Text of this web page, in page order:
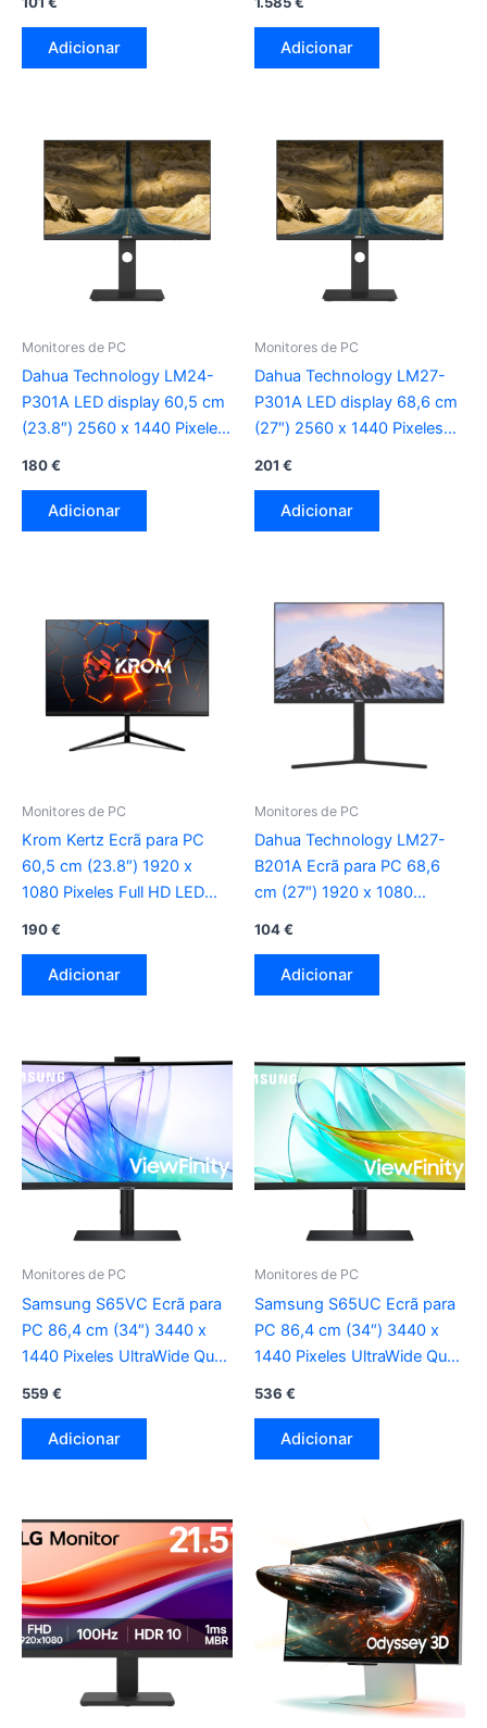
Adicionar Adicionar
Monitores de PC
Dahua Technology LM24-
P301A LED display 60,5 cm
(23.8″) 2560 x 1440 Pixeles
180€
Adicionar
Monitores de PC
Dahua Technology LM27-
P301A LED display 68,6 cm
(27″) 2560 x 1440 Pixeles
201 €
Adicionar
Monitores de PC
Krom Kertz Ecrã para PC
60,5 cm (23.8″) 1920 x
1080 Pixeles Full HD LED
190€
Adicionar
Monitores de PC
Dahua Technology LM27-
B201A Ecrã para PC 68,6
cm (27″) 1920 x 1080
104€
Adicionar
Monitores de PC
Samsung S65VC Ecrã para
PC 86,4 cm (34″) 3440 x
1440 Pixeles UltraWide Quad
559 €
Adicionar
Monitores de PC
Samsung S65UC Ecrã para
PC 86,4 cm (34″) 3440 x
1440 Pixeles UltraWide Quad
536 €
Adicionar